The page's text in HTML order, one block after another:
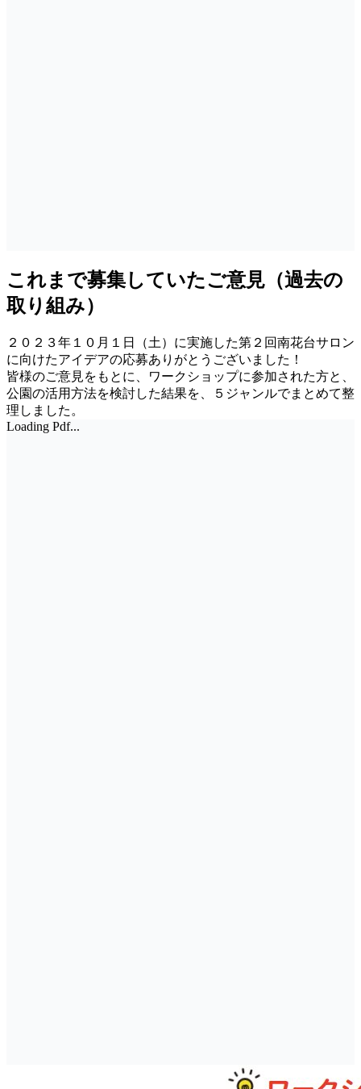
これまで募集していたご意見（過去の
取り組み）
２０２３年１０月１日（土）に実施した第２回南花台サロン
に向けたアイデアの応募ありがとうございました！
皆様のご意見をもとに、ワークショップに参加された方と、
公園の活用方法を検討した結果を、５ジャンルでまとめて整
理しました。
Loading Pdf...